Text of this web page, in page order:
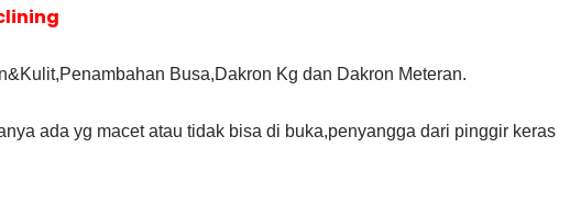
Busa,Dakron Kg dan Dakron Meteran.
ada yg macet atau tidak bisa di buka,penyangga dari pinggir keras